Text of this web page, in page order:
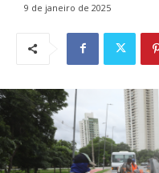
9 de janeiro de 2025